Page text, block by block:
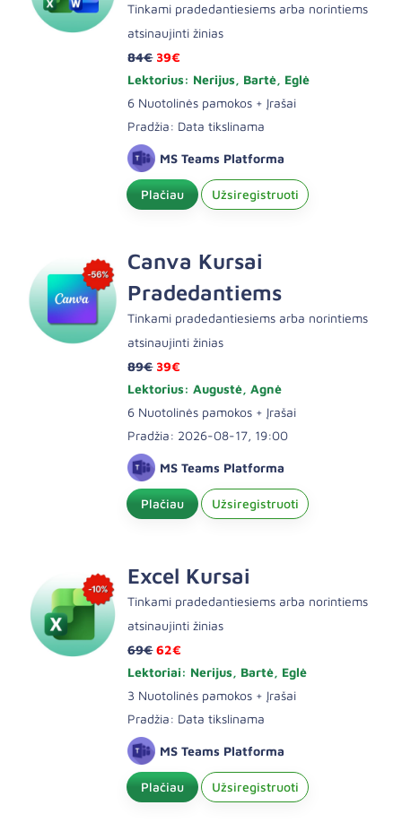
Tinkami pradedantiesiems arba norintiems
atsinaujinti žinias
84€ 39€
Lektorius: Nerijus, Bartė, Eglė
6 Nuotolinės pamokos + Įrašai
Pradžia: Data tikslinama
MS Teams Platforma
Plačiau Užsiregistruoti
Canva Kursai
Pradedantiems
Tinkami pradedantiesiems arba norintiems
atsinaujinti žinias
89€ 39€
Lektorius: Augustė, Agnė
6 Nuotolinės pamokos + Įrašai
Pradžia: 2026-08-17, 19:00
MS Teams Platforma
Plačiau Užsiregistruoti
Excel Kursai
Tinkami pradedantiesiems arba norintiems
atsinaujinti žinias
69€ 62€
Lektoriai: Nerijus, Bartė, Eglė
3 Nuotolinės pamokos + Įrašai
Pradžia: Data tikslinama
MS Teams Platforma
Plačiau Užsiregistruoti